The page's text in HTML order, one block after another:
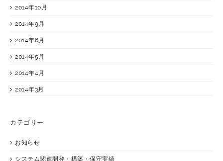
2014年10月
2014年9月
2014年6月
2014年5月
2014年4月
2014年3月
カテゴリー
お知らせ
システム関連開発・構築・保守実績